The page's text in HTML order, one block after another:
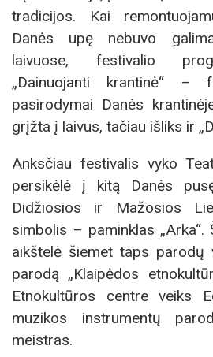
tradicijos. Kai
Danės upę nebuvo
laivuose, festivalio
„Dainuojanti krantinė“ –
pasirodymai Danės
grįžta į laivus, tačiau išliks ir
Anksčiau festivalis vyko
persikėlė į kitą Danės
Didžiosios ir Mažosios
simbolis – paminklas „Arka“.
aikštelė šiemet taps
parodą „Klaipėdos
Etnokultūros centre veiks
muzikos instrumentų
meistras.